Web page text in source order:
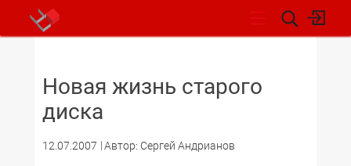
Новая жизнь старого
диска
12.07.2007 Автор: Сергей Андрианов